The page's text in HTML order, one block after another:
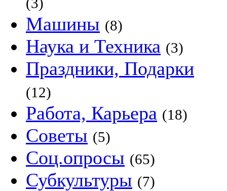
Машины (8)
Наука и Техника (3)
Праздники, Подарки
(12)
Работа, Карьера (18)
Советы (5)
Соц.опросы (65)
Субкультуры (7)